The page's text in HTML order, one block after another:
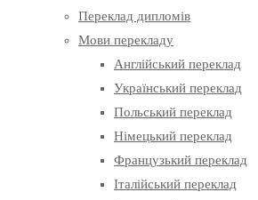
Переклад дипломів
Мови перекладу
Англійський переклад
Український переклад
Польський переклад
Німецький переклад
Французький переклад
Італійський переклад